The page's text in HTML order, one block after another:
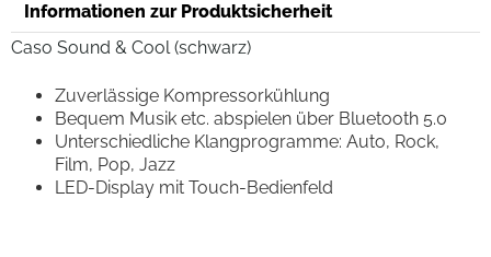
Informationen zur Produktsicherheit
Caso Sound & Cool (schwarz)
Zuverlässige Kompressorkühlung
Bequem Musik etc. abspielen über Bluetooth 5.0
Unterschiedliche Klangprogramme: Auto, Rock,
Film, Pop, Jazz
LED-Display mit Touch-Bedienfeld